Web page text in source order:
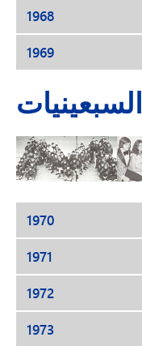
1968
1969
السبعينيات
1970
1971
1972
1973